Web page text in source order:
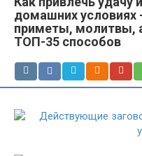
домашних условиях
приметы, молитвы,
ТОП-35 способов